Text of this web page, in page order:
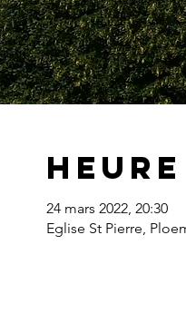
24 mars 2022, 20:30
Eglise St Pierre,